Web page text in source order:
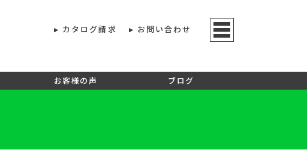
カタログ請求 お問い合わせ
お客様の声 ブログ